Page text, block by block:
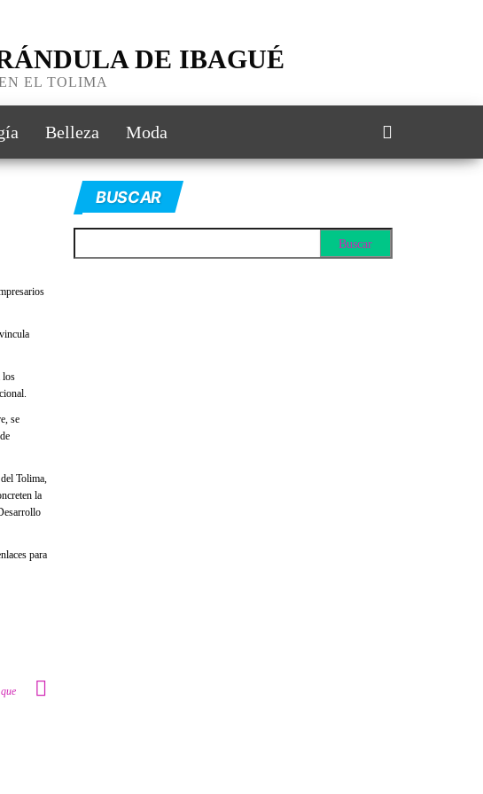
DE IBAGUÉ
EL TOLIMA
Belleza Moda
los
se
Tolima,
la
para
BUSCAR